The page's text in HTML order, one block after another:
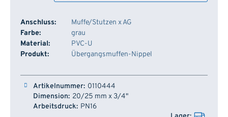
Anschluss:
Muffe/Stutzen x AG
Farbe:
grau
Material:
PVC-U
Produkt:
Übergangsmuffen-Nippel
Artikelnummer Dimension
0110444
20/25 mm x 3/4"
PN16